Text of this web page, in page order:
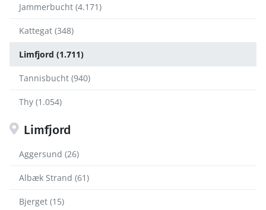
Jammerbucht (4.171)
Kattegat (348)
Limfjord (1.711)
Tannisbucht (940)
Thy (1.054)
Limfjord
Aggersund (26)
Albæk Strand (61)
Bjerget (15)